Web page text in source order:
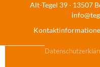
Alt-Tegel 39 · 13507